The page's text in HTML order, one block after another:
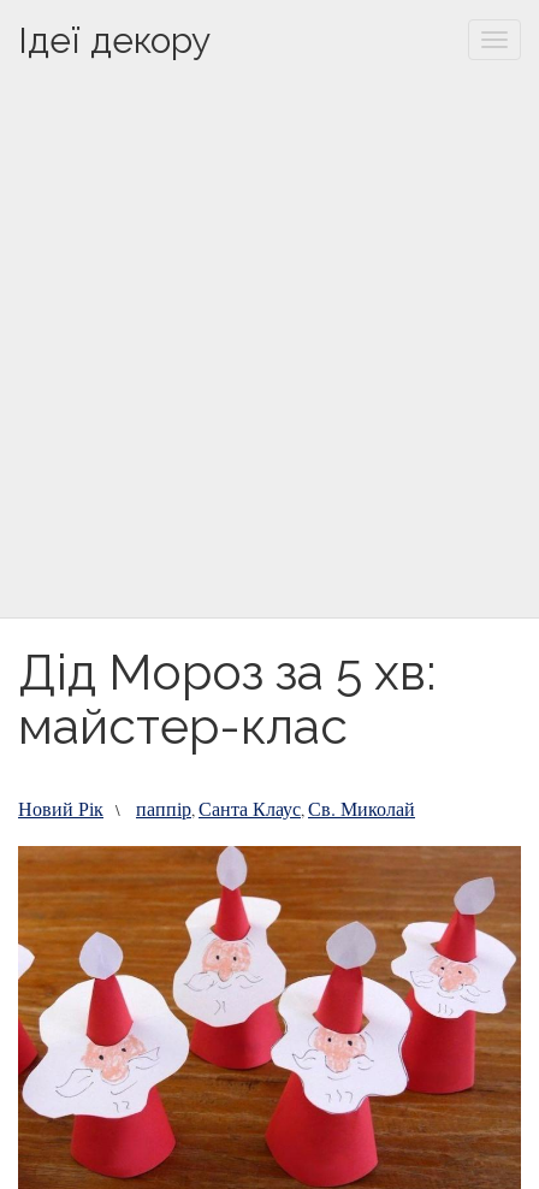
Ідеї декору
Дід Мороз за 5 хв:
майстер-клас
Новий Рік \ паппір,Санта Клаус,Св. Миколай